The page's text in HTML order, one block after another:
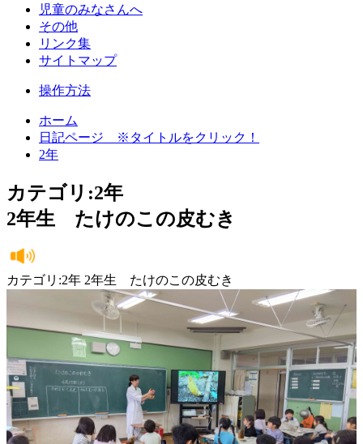
児童のみなさんへ
その他
リンク集
サイトマップ
操作方法
ホーム
日記ページ ※タイトルをクリック！
2年
カテゴリ:2年
2年生 たけのこの皮むき
カテゴリ:2年 2年生 たけのこの皮むき